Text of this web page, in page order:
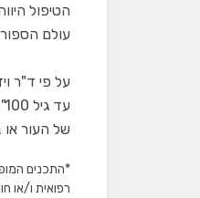
הטיפול
עולם
על פי ד"ר
של העור
*התכנים
רפואית ו/או